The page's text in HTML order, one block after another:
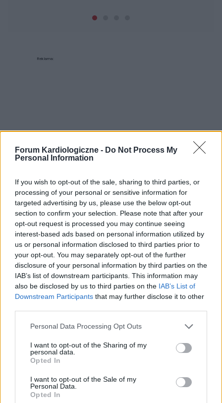
Forum Kardiologiczne - Do Not Process My
Personal Information
If you wish to opt-out of the sale, sharing to third parties, or
processing of your personal or sensitive information for
targeted advertising by us, please use the below opt-out
section to confirm your selection. Please note that after your
opt-out request is processed you may continue seeing
interest-based ads based on personal information utilized by
us or personal information disclosed to third parties prior to
your opt-out. You may separately opt-out of the further
disclosure of your personal information by third parties on the
IAB’s list of downstream participants. This information may
also be disclosed by us to third parties on the IAB’s List of
Downstream Participants that may further disclose it to other
Personal Data Processing Opt Outs
I want to opt-out of the Sharing of my
personal data.
Opted In
I want to opt-out of the Sale of my
Personal Data.
Opted In
Reklama: